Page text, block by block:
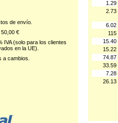
de envío.
€
IVA (solo para los clientes
en la UE).
a cambios.
1.29
2.73
6.02
115
15.40
15.22
74.87
33.59
7.28
26.13